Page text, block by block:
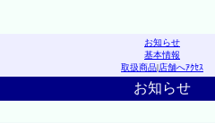
お知らせ
基本情報
取扱商品|店舗へｱｸｾｽ
お知らせ